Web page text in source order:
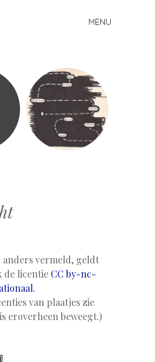
MENU
anders vermeld, geldt
de licentie CC by-nc-
van plaatjes zie
eroverheen beweegt.)